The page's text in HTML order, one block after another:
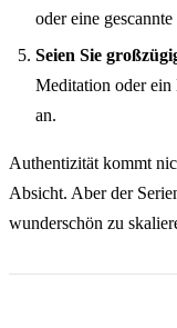
oder eine
Seien Sie
Meditation oder ein
an.
Authentizität kommt
Absicht. Aber der
wunderschön zu